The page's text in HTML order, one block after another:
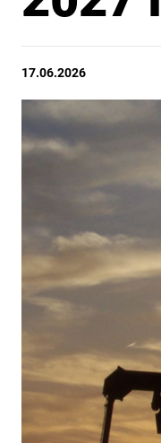
17.06.2026